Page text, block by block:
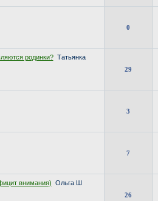
0
родинки? Татьянка
29
3
7
внимания) Ольга Ш
26